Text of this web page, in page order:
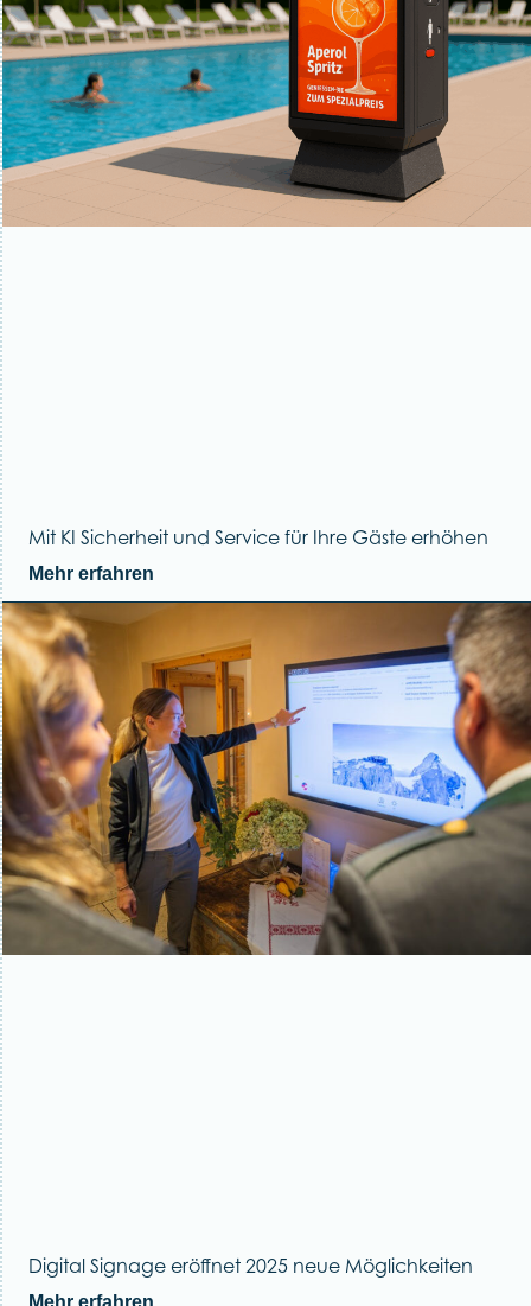
Mit KI Sicherheit und Service für Ihre Gäste erhöhen
Mehr erfahren
Digital Signage eröffnet 2025 neue Möglichkeiten
Mehr erfahren